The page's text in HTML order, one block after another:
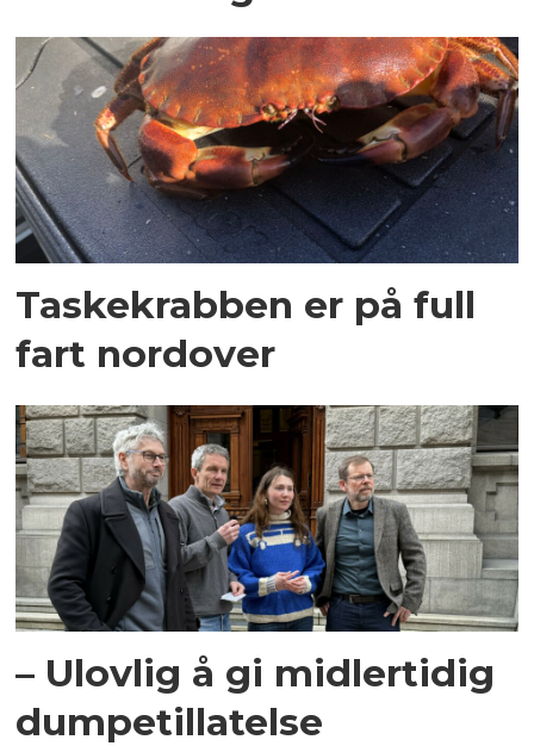
Taskekrabben er på full
fart nordover
– Ulovlig å gi midlertidig
dumpetillatelse